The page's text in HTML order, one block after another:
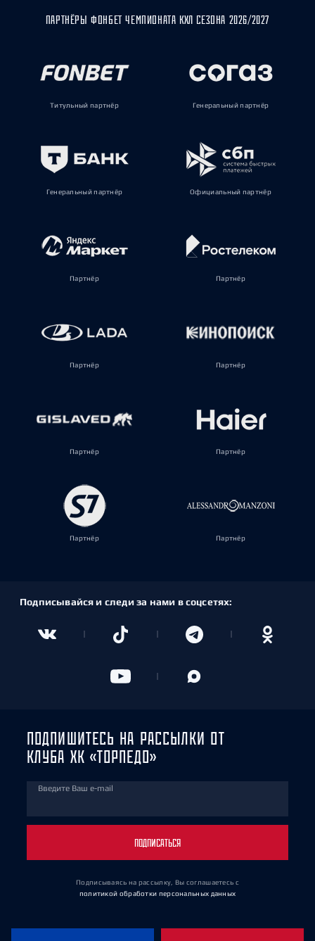
ПАРТНЁРЫ ФОНБЕТ ЧЕМПИОНАТА КХЛ СЕЗОНА 2026/2027
Титульный партнёр Генеральный партнёр
Генеральный партнёр Официальный партнёр
Партнёр Партнёр
Партнёр Партнёр
Партнёр Партнёр
Партнёр Партнёр
Подписывайся и следи за нами в соцсетях:
ПОДПИШИТЕСЬ НА РАССЫЛКИ ОТ
КЛУБА ХК «ТОРПЕДО»
Введите Ваш e-mail
ПОДПИСАТЬСЯ
Подписываясь на рассылку, Вы соглашаетесь с
политикой обработки персональных данных